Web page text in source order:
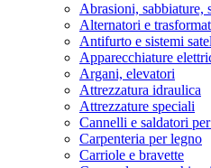
Abrasioni, sabbiature,
Alternatori e
Antifurto e sistemi
Apparecchiature
Argani, elevatori
Attrezzatura idraulica
Attrezzature speciali
Cannelli e saldatori
Carpenteria per legno
Carriole e bravette